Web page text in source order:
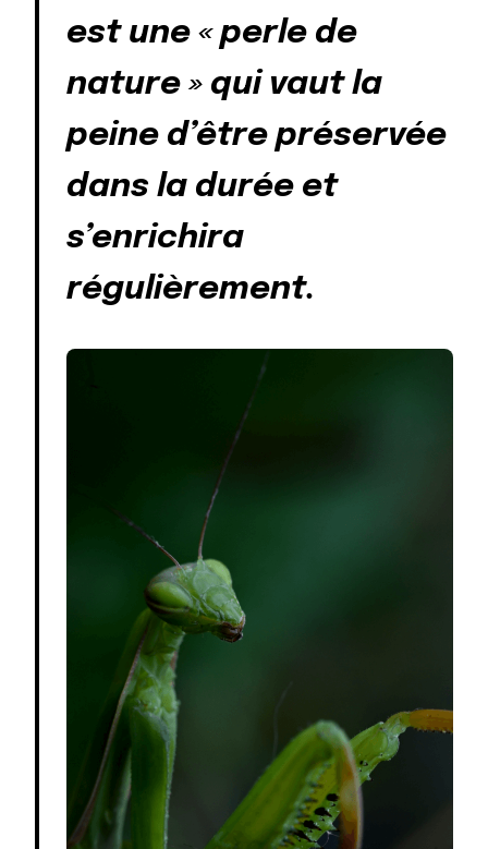
est une « perle de
nature » qui vaut la
peine d’être préservée
dans la durée et
s’enrichira
régulièrement.